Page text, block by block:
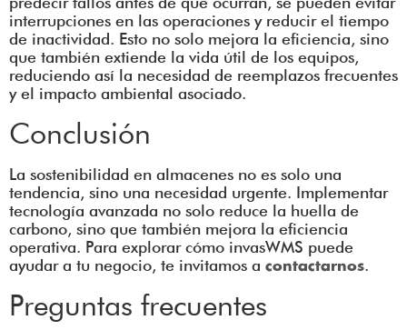
interrupciones en las operaciones y reducir el tiempo
de inactividad. Esto no solo mejora la eficiencia, sino
que también extiende la vida útil de los equipos,
reduciendo así la necesidad de reemplazos frecuentes
y el impacto ambiental asociado.
Conclusión
La sostenibilidad en almacenes no es solo una
tendencia, sino una necesidad urgente. Implementar
tecnología avanzada no solo reduce la huella de
carbono, sino que también mejora la eficiencia
operativa. Para explorar cómo invasWMS puede
ayudar a tu negocio, te invitamos a contactarnos.
Preguntas frecuentes